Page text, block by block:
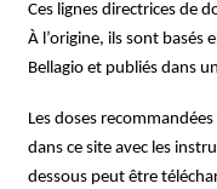
Ces lignes directrices de
À l’origine, ils sont basés
Bellagio et publiés dans
Les doses
dans ce site avec les
dessous peut être